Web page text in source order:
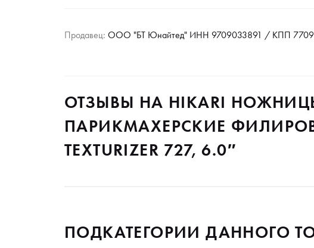
Продавец: ООО "БТ Юнайтед" ИНН 9709033891 / КПП
ОТЗЫВЫ НА HIKARI
ПАРИКМАХЕРСКИЕ
TEXTURIZER 727, 6.0″
ПОДКАТЕГОРИИ ДАННОГО